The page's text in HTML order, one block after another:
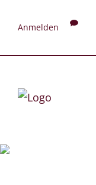
Anmelden